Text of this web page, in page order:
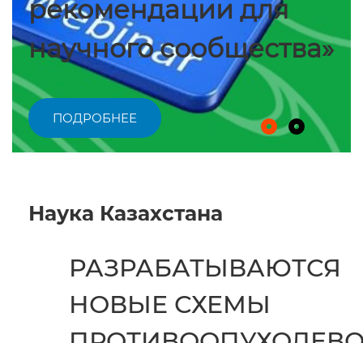
рекомендации для
научного сообщества»
ПОДРОБНЕЕ
Наука Казахстана
РАЗРАБАТЫВАЮТСЯ
НОВЫЕ СХЕМЫ